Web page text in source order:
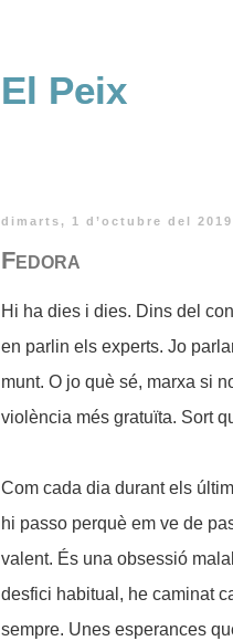
El Peix
dimarts, 1 d’octubre del 2019
Fedora
Hi ha dies i dies. Dins del
en parlin els experts. Jo
munt. O jo què sé, marxa si
violència més gratuïta. Sort
Com cada dia durant els
hi passo perquè em ve de
valent. És una obsessió
desfici habitual, he caminat
sempre. Unes esperances